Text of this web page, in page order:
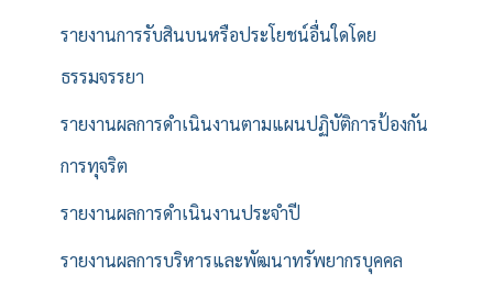
รายงานการรับสินบนหรือประโยชน์อื่นใดโดย
ธรรมจรรยา
รายงานผลการดำเนินงานตามแผนปฏิบัติการป้องกัน
การทุจริต
รายงานผลการดำเนินงานประจำปี
รายงานผลการบริหารและพัฒนาทรัพยากรบุคคล